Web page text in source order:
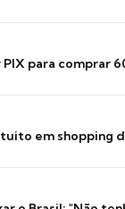
para comprar
em shopping